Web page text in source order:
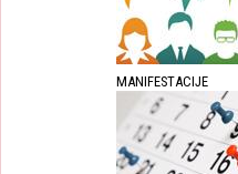
MANIFESTACIJE